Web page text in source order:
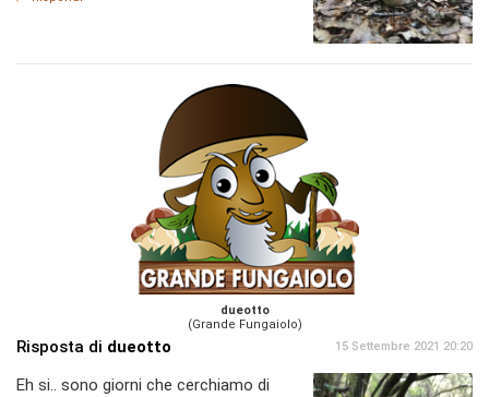
dueotto
(Grande Fungaiolo)
Risposta di dueotto 15 Settembre 2021 20:20
Eh si.. sono giorni che cerchiamo di